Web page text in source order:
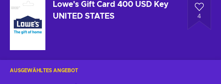
Lowe's Gift Card 400 USD Key
UNITED STATES
4
AUSGEWÄHLTES ANGEBOT